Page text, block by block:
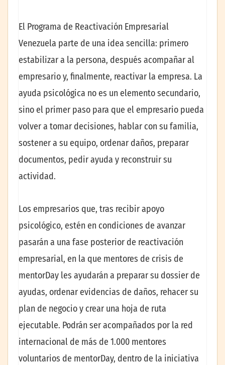
El Programa de Reactivación Empresarial
Venezuela parte de una idea sencilla: primero
estabilizar a la persona, después acompañar al
empresario y, finalmente, reactivar la empresa. La
ayuda psicológica no es un elemento secundario,
sino el primer paso para que el empresario pueda
volver a tomar decisiones, hablar con su familia,
sostener a su equipo, ordenar daños, preparar
documentos, pedir ayuda y reconstruir su
actividad.
Los empresarios que, tras recibir apoyo
psicológico, estén en condiciones de avanzar
pasarán a una fase posterior de reactivación
empresarial, en la que mentores de crisis de
mentorDay les ayudarán a preparar su dossier de
ayudas, ordenar evidencias de daños, rehacer su
plan de negocio y crear una hoja de ruta
ejecutable. Podrán ser acompañados por la red
internacional de más de 1.000 mentores
voluntarios de mentorDay, dentro de la iniciativa